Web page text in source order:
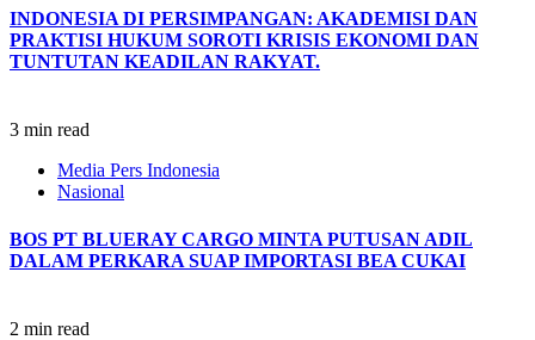
INDONESIA DI PERSIMPANGAN: AKADEMISI DAN
PRAKTISI HUKUM SOROTI KRISIS EKONOMI DAN
TUNTUTAN KEADILAN RAKYAT.
3 min read
Media Pers Indonesia
Nasional
BOS PT BLUERAY CARGO MINTA PUTUSAN ADIL
DALAM PERKARA SUAP IMPORTASI BEA CUKAI
2 min read